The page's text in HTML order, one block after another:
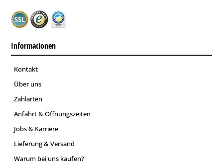
Informationen
Kontakt
Über uns
Zahlarten
Anfahrt & Öffnungszeiten
Jobs & Karriere
Lieferung & Versand
Warum bei uns kaufen?